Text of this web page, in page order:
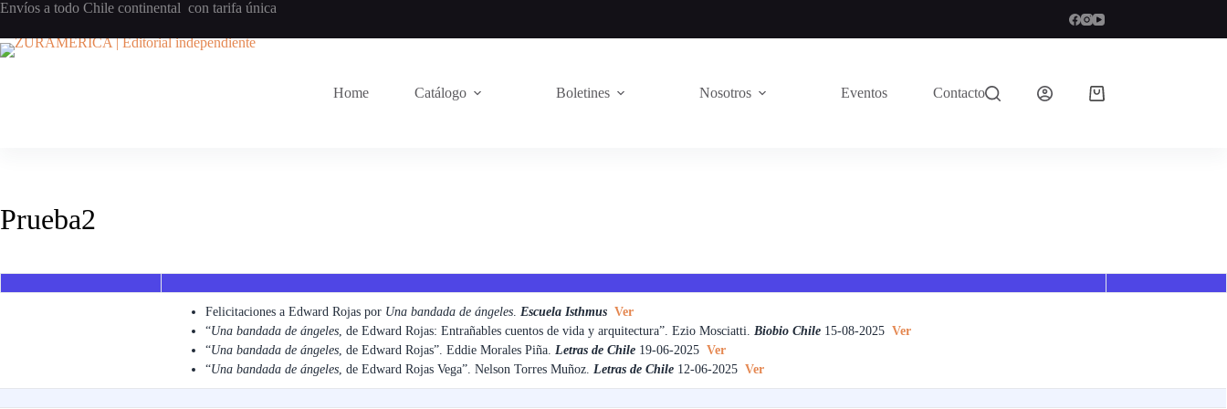
Envíos a todo Chile continental con tarifa única
Home Catálogo Boletines Nosotros Eventos Contacto
Prueba2
Felicitaciones a Edward Rojas por Una bandada de ángeles. Escuela Isthmus Ver
“Una bandada de ángeles, de Edward Rojas: Entrañables cuentos de vida y arquitectura”. Ezio Mosciatti. Biobio Chile 15-08-2025 Ver
“Una bandada de ángeles, de Edward Rojas”. Eddie Morales Piña. Letras de Chile 19-06-2025 Ver
“Una bandada de ángeles, de Edward Rojas Vega”. Nelson Torres Muñoz. Letras de Chile 12-06-2025 Ver